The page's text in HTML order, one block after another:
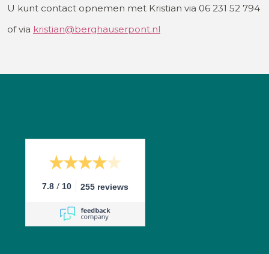
U kunt contact opnemen met Kristian via 06 231 52 794
of via kristian@berghauserpont.nl
7.8 / 10 255 reviews